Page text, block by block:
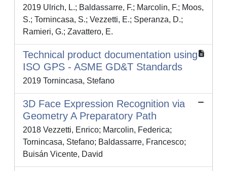
2019 Ulrich, L.; Baldassarre, F.; Marcolin, F.; Moos,
S.; Tornincasa, S.; Vezzetti, E.; Speranza, D.;
Ramieri, G.; Zavattero, E.
Technical product documentation using
ISO GPS - ASME GD&T Standards
2019 Tornincasa, Stefano
3D Face Expression Recognition via
Geometry A Preparatory Path
2018 Vezzetti, Enrico; Marcolin, Federica;
Tornincasa, Stefano; Baldassarre, Francesco;
Buisán Vicente, David